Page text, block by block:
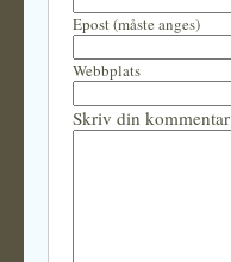
Epost (måste anges)
Webbplats
Skriv din kommentar